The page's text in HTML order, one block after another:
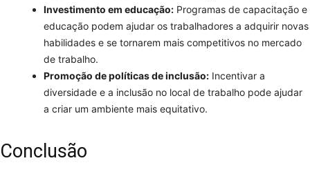
Investimento em educação: Programas de capacitação e
educação podem ajudar os trabalhadores a adquirir novas
habilidades e se tornarem mais competitivos no mercado
de trabalho.
Promoção de políticas de inclusão: Incentivar a
diversidade e a inclusão no local de trabalho pode ajudar
a criar um ambiente mais equitativo.
Conclusão